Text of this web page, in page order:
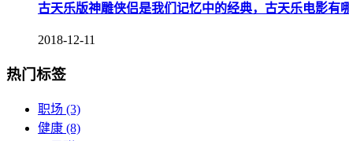
古天乐版神雕侠侣是我们记忆中的经典，古天乐电影有
2018-12-11
热门标签
职场 (3)
健康 (8)